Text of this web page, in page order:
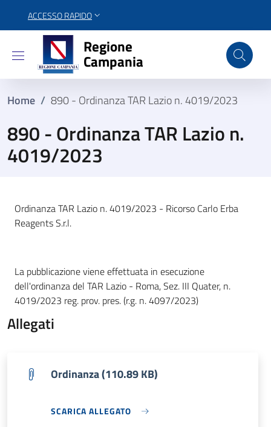
ACCESSO RAPIDO
Regione Campania
Regione
Campania
Home / 890 - Ordinanza TAR Lazio n. 4019/2023
890 - Ordinanza TAR Lazio n.
4019/2023
Ordinanza TAR Lazio n. 4019/2023 - Ricorso Carlo Erba
Reagents S.r.l.
La pubblicazione viene effettuata in esecuzione
dell'ordinanza del TAR Lazio - Roma, Sez. III Quater, n.
4019/2023 reg. prov. pres. (r.g. n. 4097/2023)
Allegati
Ordinanza (110.89 KB)
SCARICA ALLEGATO